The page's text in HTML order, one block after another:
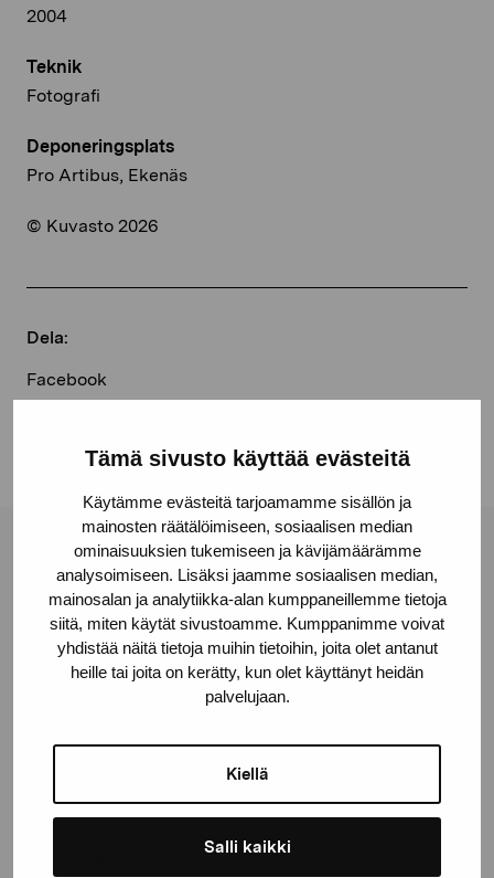
Tämä sivusto käyttää evästeitä
Käytämme evästeitä tarjoamamme sisällön ja
mainosten räätälöimiseen, sosiaalisen median
ominaisuuksien tukemiseen ja kävijämäärämme
analysoimiseen. Lisäksi jaamme sosiaalisen median,
mainosalan ja analytiikka-alan kumppaneillemme tietoja
siitä, miten käytät sivustoamme. Kumppanimme voivat
yhdistää näitä tietoja muihin tietoihin, joita olet antanut
heille tai joita on kerätty, kun olet käyttänyt heidän
palvelujaan.
Kiellä
Salli kaikki
2004
Teknik
Fotografi
Deponeringsplats
Pro Artibus, Ekenäs
© Kuvasto 2026
Dela:
Facebook
Stiftelsen Pro Artibus
Gustav Wasas gata 11
10600 Ekenäs
proartibus@proartibus.fi